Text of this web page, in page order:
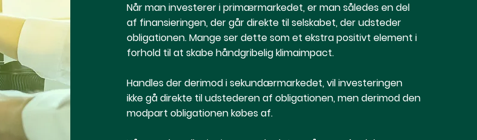
Når man investerer i primærmarkedet, er man således en del
af finansieringen, der går direkte til selskabet, der udsteder
obligationen. Mange ser dette som et ekstra positivt element i
forhold til at skabe håndgribelig klimaimpact.
Handles der derimod i sekundærmarkedet, vil investeringen
ikke gå direkte til udstederen af obligationen, men derimod den
modpart obligationen købes af.